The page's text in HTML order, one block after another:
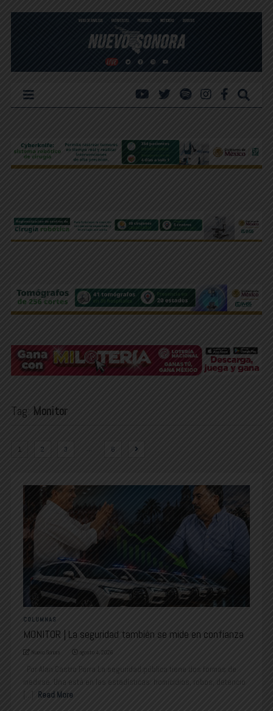
Tag: Monitor
1 2 3 … 6
COLUMNAS
MONITOR | La seguridad también se mide en confianza
Nuevo Sonora agosto 4, 2026
Por Alan Castro Parra La seguridad pública tiene dos formas de
medirse. Una está en las estadísticas: homicidios, robos, detencio
Read More